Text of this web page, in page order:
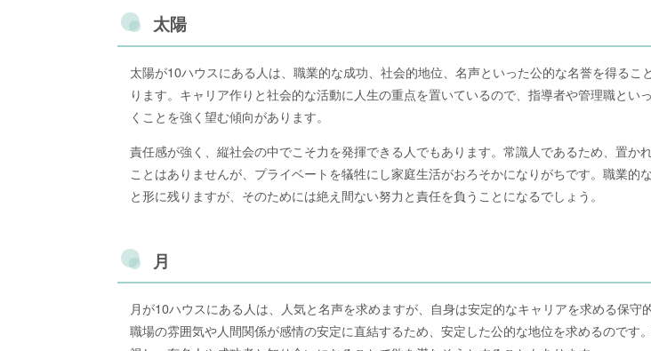
太陽
太陽が10ハウスにある人は、職業的な成功、社会的地位、名声といった公的な名誉を得るこ
ります。キャリア作りと社会的な活動に人生の重点を置いているので、指導者や管理職とい
くことを強く望む傾向があります。
責任感が強く、縦社会の中でこそ力を発揮できる人でもあります。常識人であるため、置か
ことはありませんが、プライベートを犠牲にし家庭生活がおろそかになりがちです。職業的
と形に残りますが、そのためには絶え間ない努力と責任を負うことになるでしょう。
月
月が10ハウスにある人は、人気と名声を求めますが、自身は安定的なキャリアを求める保守
職場の雰囲気や人間関係が感情の安定に直結するため、安定した公的な地位を求めるのです